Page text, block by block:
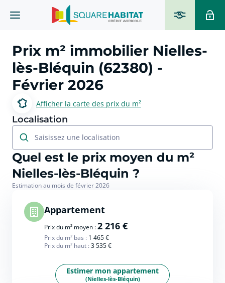
Prix m² immobilier Nielles-
lès-Bléquin (62380) -
Février 2026
Afficher la carte des prix du m²
Localisation
Saisissez une localisation
Quel est le prix moyen du m²
Nielles-lès-Bléquin ?
Estimation au mois de février 2026
Appartement
Prix du m² moyen :2 216 €
Prix du m² bas : 1 465 €
Prix du m² haut :3 535 €
Estimer mon appartement
(Nielles-lès-Bléquin)